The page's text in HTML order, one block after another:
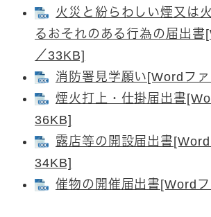
火災と紛らわしい煙又は
るおそれのある行為の届出書
／33KB]
消防署見学願い[Wordフ
煙火打上・仕掛届出書
36KB]
露店等の開設届出書
34KB]
催物の開催届出書[Word